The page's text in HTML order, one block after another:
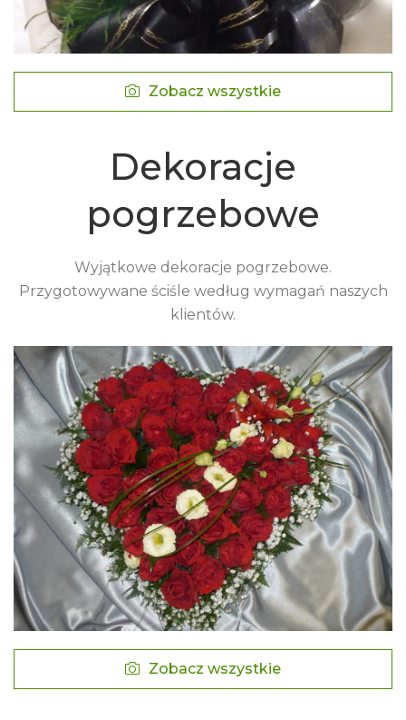
Zobacz wszystkie
Dekoracje
pogrzebowe
Wyjątkowe dekoracje pogrzebowe.
Przygotowywane ściśle według wymagań naszych
klientów.
Zobacz wszystkie